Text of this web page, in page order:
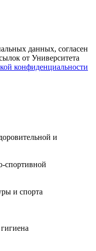
данных, согласен
от Университета
конфиденциальности
и
спортивной
и спорта